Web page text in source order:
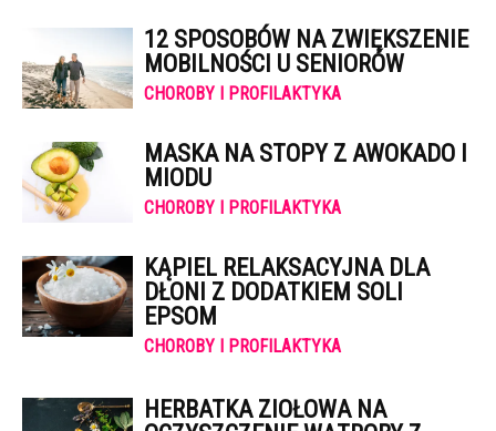
12 SPOSOBÓW NA ZWIĘKSZENIE
MOBILNOŚCI U SENIORÓW
CHOROBY I PROFILAKTYKA
MASKA NA STOPY Z AWOKADO I
MIODU
CHOROBY I PROFILAKTYKA
KĄPIEL RELAKSACYJNA DLA
DŁONI Z DODATKIEM SOLI
EPSOM
CHOROBY I PROFILAKTYKA
HERBATKA ZIOŁOWA NA